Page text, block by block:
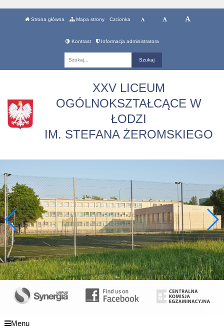
Strona główna Mapa strony Czcionka
Kontrast Informacja administratora
XXV LICEUM
OGÓLNOKSZTAŁCĄCE W
ŁODZI
IM. STEFANA ŻEROMSKIEGO
Menu